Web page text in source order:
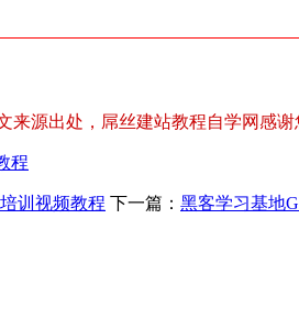
源出处，屌丝建站教程自学网感谢
程
训视频教程 下一篇： 黑客学习基地